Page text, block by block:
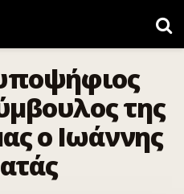
της
ο Ιωάννης